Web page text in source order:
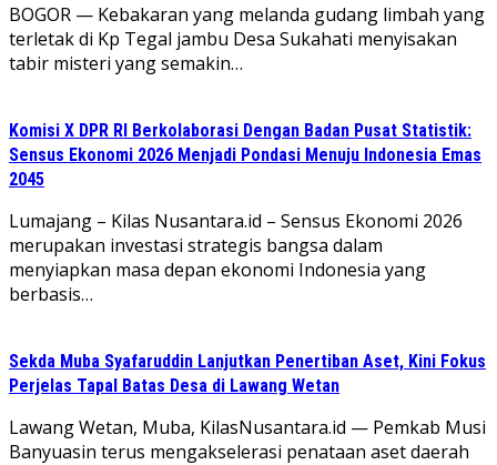
​BOGOR — Kebakaran yang melanda gudang limbah yang
terletak di Kp Tegal jambu Desa Sukahati menyisakan
tabir misteri yang semakin…
Komisi X DPR RI Berkolaborasi Dengan Badan Pusat Statistik:
Sensus Ekonomi 2026 Menjadi Pondasi Menuju Indonesia Emas
2045
Lumajang – Kilas Nusantara.id – Sensus Ekonomi 2026
merupakan investasi strategis bangsa dalam
menyiapkan masa depan ekonomi Indonesia yang
berbasis…
Sekda Muba Syafaruddin Lanjutkan Penertiban Aset, Kini Fokus
Perjelas Tapal Batas Desa di Lawang Wetan
Lawang Wetan, Muba, KilasNusantara.id — Pemkab Musi
Banyuasin terus mengakselerasi penataan aset daerah